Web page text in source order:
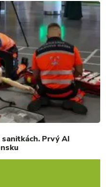
Prvý AI